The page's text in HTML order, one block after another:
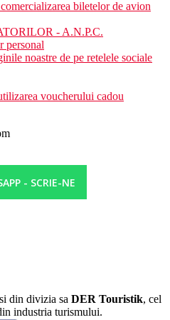
laterala la mare
vedere la gradina: doua camere
vedere la gradina: 1 dormitor si
si baie la primul etaj
laterala la mare: 2 camere separate
1 camera spatioasa,
la gradina sau la piscina: 3 camere
2 chicinete
multe anexe, hol de intrare cu
principal, cateva restaurante
grecesti), minimarket, sala de
mai multe piscine (una cu apa de
piscine pentru copii, parc acvatic,
umbrele si prosoape gratuite,
biletelor de avion
- A.N.P.C.
personal
noastre de pe retelele sociale
voucherului cadou
- SCRIE-NE
si din divizia sa DER Touristik, cel
industria turismului.